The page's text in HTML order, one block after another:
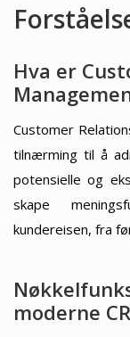
Hva er
Customer
tilnærming til å
potensielle og
skape
kundereisen, fra
moderne